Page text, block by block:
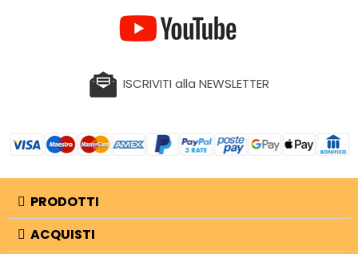
ISCRIVITI alla NEWSLETTER
PRODOTTI
ACQUISTI